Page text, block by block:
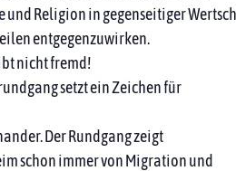
und Religion in gegenseitiger
entgegenzuwirken.
nicht fremd!
setzt ein Zeichen für
Der Rundgang zeigt
schon immer von Migration und